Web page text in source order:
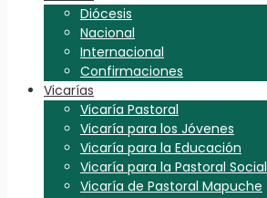
Diócesis
Nacional
Internacional
Confirmaciones
Vicarías
Vicaría Pastoral
Vicaría para los Jóvenes
Vicaría para la Educación
Vicaría para la Pastoral Social
Vicaría de Pastoral Mapuche